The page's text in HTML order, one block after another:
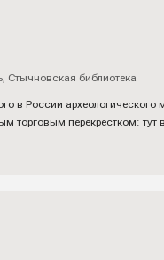
, Стычновская библиотека
в России
перекрёстком: тут